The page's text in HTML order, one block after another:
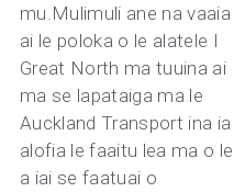
mu.Mulimuli ane na vaaia
ai le poloka o le alatele I
Great North ma tuuina ai
ma se lapataiga ma le
Auckland Transport ina ia
alofia le faaitu lea ma o le
a iai se faatuai o